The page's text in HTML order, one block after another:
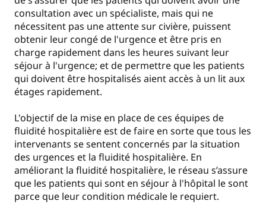
consultation avec un spécialiste, mais qui ne
nécessitent pas une attente sur civière, puissent
obtenir leur congé de l'urgence et être pris en
charge rapidement dans les heures suivant leur
séjour à l'urgence; et de permettre que les patients
qui doivent être hospitalisés aient accès à un lit aux
étages rapidement.
L'objectif de la mise en place de ces équipes de
fluidité hospitalière est de faire en sorte que tous les
intervenants se sentent concernés par la situation
des urgences et la fluidité hospitalière. En
améliorant la fluidité hospitalière, le réseau s’assure
que les patients qui sont en séjour à l'hôpital le sont
parce que leur condition médicale le requiert.